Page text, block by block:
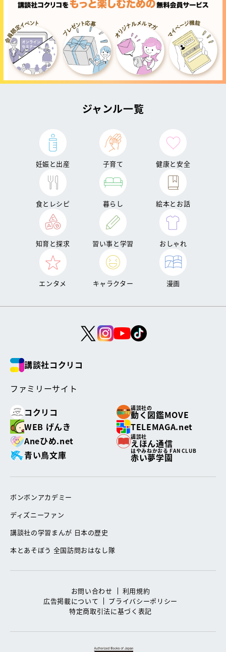
ジャンル一覧
妊娠と出産 子育て 健康と安全
食とレシピ 暮らし 絵本とお話
知育と探求 習い事と学習 おしゃれ
エンタメ キャラクター 漫画
講談社コクリコ
ファミリーサイト
コクリコ
講談社の
動く図鑑MOVE
WEB げんき
TELEMAGA.net
Aneひめ.net
講談社
えほん通信
青い鳥文庫
はやみねかおる FAN CLUB
赤い夢学園
ボンボンアカデミー
ディズニーファン
講談社の学習まんが 日本の歴史
本とあそぼう 全国訪問おはなし隊
お問い合わせ
利用規約
広告掲載について
プライバシーポリシー
特定商取引法に基づく表記